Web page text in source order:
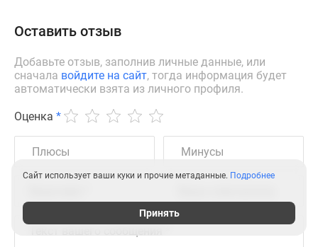
Оставить отзыв
Добавьте отзыв, заполнив личные данные, или
сначала войдите на сайт, тогда информация будет
автоматически взята из личного профиля.
Оценка *
Сайт использует ваши куки и прочие метаданные. Подробнее
Принять